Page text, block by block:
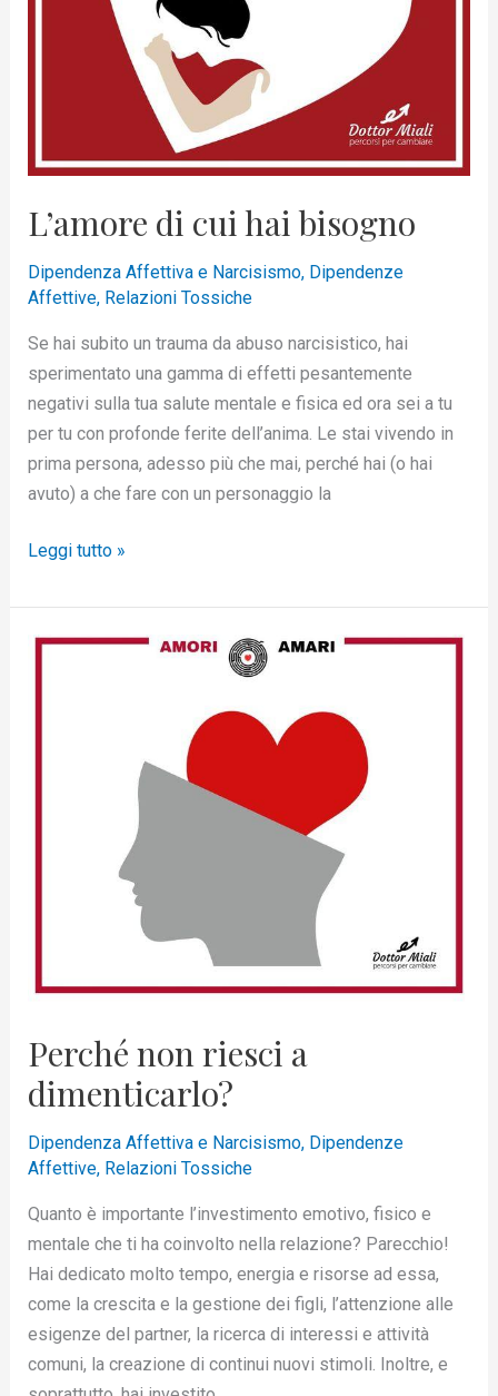
L’amore di cui hai bisogno
Dipendenza Affettiva e Narcisismo, Dipendenze
Affettive, Relazioni Tossiche
Se hai subito un trauma da abuso narcisistico, hai
sperimentato una gamma di effetti pesantemente
negativi sulla tua salute mentale e fisica ed ora sei a tu
per tu con profonde ferite dell’anima. Le stai vivendo in
prima persona, adesso più che mai, perché hai (o hai
avuto) a che fare con un personaggio la
Leggi tutto »
Perché non riesci a
dimenticarlo?
Dipendenza Affettiva e Narcisismo, Dipendenze
Affettive, Relazioni Tossiche
Quanto è importante l’investimento emotivo, fisico e
mentale che ti ha coinvolto nella relazione? Parecchio!
Hai dedicato molto tempo, energia e risorse ad essa,
come la crescita e la gestione dei figli, l’attenzione alle
esigenze del partner, la ricerca di interessi e attività
comuni, la creazione di continui nuovi stimoli. Inoltre, e
Perché